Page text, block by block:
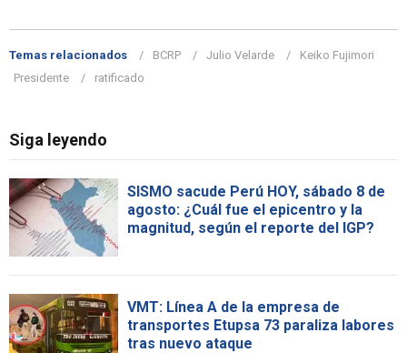
Temas relacionados BCRP Julio Velarde
Keiko Fujimori
Presidente
ratificado
Siga leyendo
SISMO sacude Perú HOY, sábado 8 de
agosto: ¿Cuál fue el epicentro y la
magnitud, según el reporte del IGP?
VMT: Línea A de la empresa de
transportes Etupsa 73 paraliza labores
tras nuevo ataque